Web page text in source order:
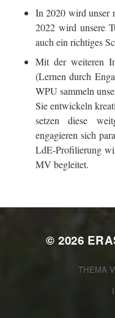
In 2020 wird unser
2022 wird unsere
auch ein richtiges
Mit der weiteren
(Lernen durch
WPU sammeln
Sie entwickeln
setzen diese
engagieren sich
LdE-Profilierung
MV begleitet.
© 2026
THEMA